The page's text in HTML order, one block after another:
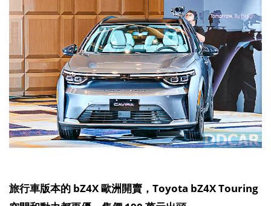
旅行車版本的 bZ4X 歐洲開賣，Toyota bZ4X Touring